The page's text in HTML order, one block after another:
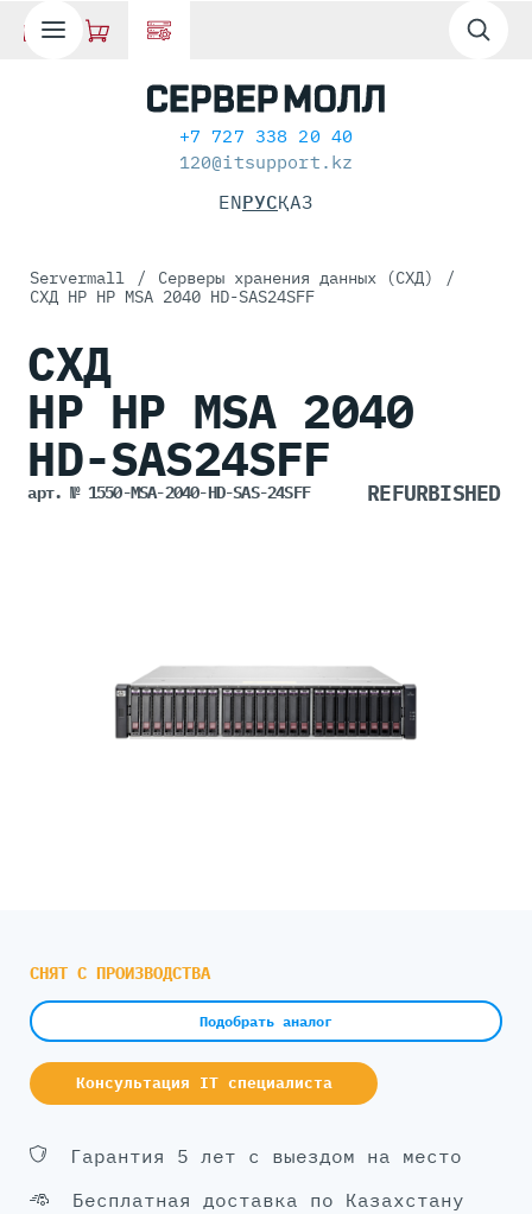
+7 727 338 20 40
120@itsupport.kz
ENРУСҚАЗ
Servermall / Серверы хранения данных (СХД)
/
СХД HP HP MSA 2040 HD-SAS24SFF
СХД
HP HP MSA 2040
HD-SAS24SFF
арт. № 1550-MSA-2040-HD-SAS-24SFF
СНЯТ С ПРОИЗВОДСТВА
Подобрать аналог
Консультация IT специалиста
Гарантия 5 лет с выездом на место
Бесплатная доставка по Казахстану